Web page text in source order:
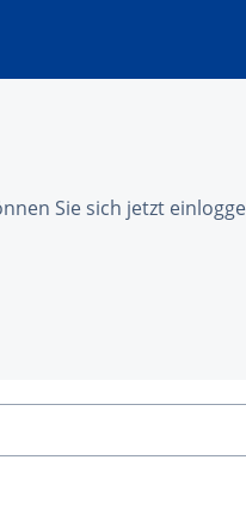
Sie sich jetzt